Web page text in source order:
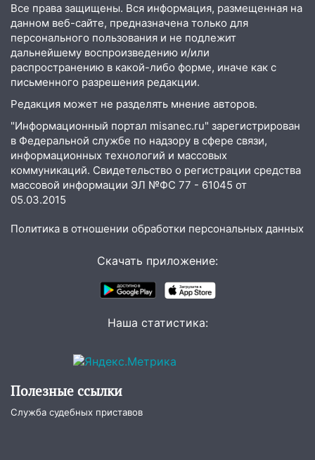
05:18 Судьба готовит сюрприз: гороскоп
на 8 августа — кому повезет с
деньгами, а кого ждет неожиданная
встреча
ракетную опасность: звучат сирены
07.08.2026
20:40 Ульяновские аграрии смогут
купить тракторы с отсрочкой платежа
до декабря
19:34
состоялось торжественное
празднованию Дня сотрудника органов
следствия Российской Федерации
Ульяновцев приглашают
на фестивале «ФормАРТ»
Ульяновская область стала
пилотным регионом проекта
«Культурное долголетие»
17:23 Прогноз погоды в Ульяновской
Все права защищены. Вся информация, размещенная на
данном веб-сайте, предназначена только для
персонального пользования и не подлежит
дальнейшему воспроизведению и/или
распространению в какой-либо форме, иначе как с
письменного разрешения редакции.
Редакция может не разделять мнение авторов.
"Информационный портал misanec.ru" зарегистрирован
в Федеральной службе по надзору в сфере связи,
информационных технологий и массовых
коммуникаций. Свидетельство о регистрации средства
массовой информации ЭЛ №ФС 77 - 61045 от
05.03.2015
Политика в отношении обработки персональных данных
Скачать приложение:
Наша статистика:
Полезные ссылки
Служба судебных приставов